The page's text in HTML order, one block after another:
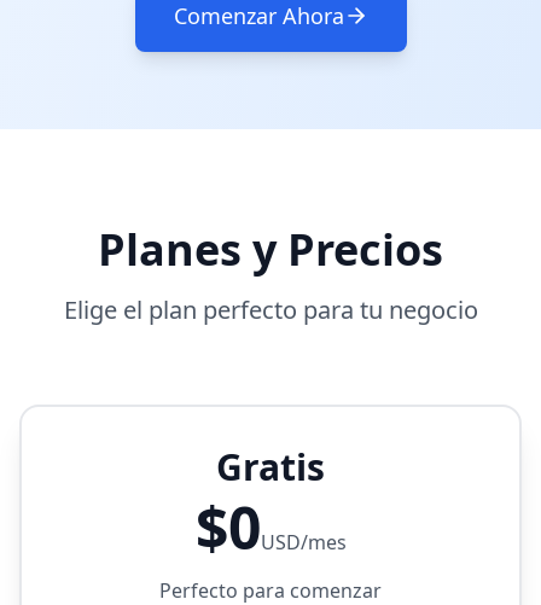
Comenzar Ahora
Planes y Precios
Elige el plan perfecto para tu negocio
Gratis
$0USD/mes
Perfecto para comenzar